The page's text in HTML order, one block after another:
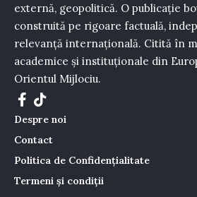
externă, geopolitică. O publicație
construită pe rigoare factuală,
relevanță internațională. Citită în
academice și instituționale din
Orientul Mijlociu.
Despre noi
Contact
Politica de Confidențialitate
Termeni și condiții